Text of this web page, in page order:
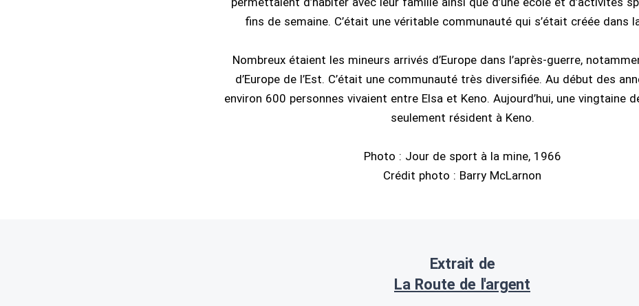
fins de semaine. C’était une véritable communauté qui s’était créée dans
Nombreux étaient les mineurs arrivés d’Europe dans l’après-guerre,
d’Europe de l’Est. C’était une communauté très diversifiée. Au début des
environ 600 personnes vivaient entre Elsa et Keno. Aujourd’hui, une vingtaine
seulement résident à Keno.
Photo : Jour de sport à la mine, 1966
Crédit photo : Barry McLarnon
Extrait de
La Route de l'argent